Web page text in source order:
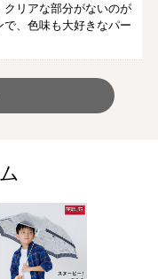
クリアな部分がないのが
、色味も大好きなパー